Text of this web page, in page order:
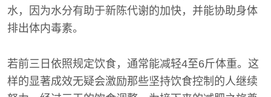
水，因为水分有助于新陈代谢的加快，并能协助身体
排出体内毒素。
若前三日依照规定饮食，通常能减轻4至6斤体重。这
样的显著成效无疑会激励那些坚持饮食控制的人继续